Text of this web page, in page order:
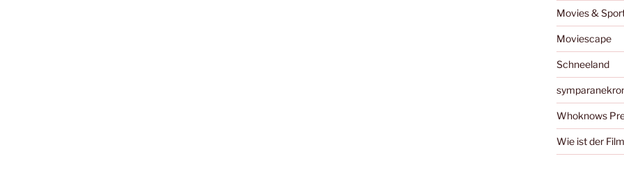
Movies &
Moviescape
Schneeland
Whoknows
Wie ist der